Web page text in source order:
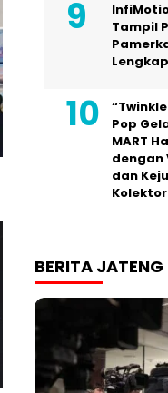
Tampil
Pop
MART
dengan
dan
Kolektor
BERITA JATENG